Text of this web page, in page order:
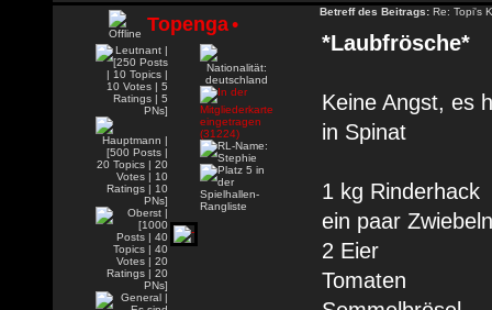
Topenga•
Betreff des Beitrags: Re: Topi's
*Laubfrösche*
Keine Angst, es
in Spinat
1 kg Rinderhack
ein paar Zwiebeln
2 Eier
Tomaten